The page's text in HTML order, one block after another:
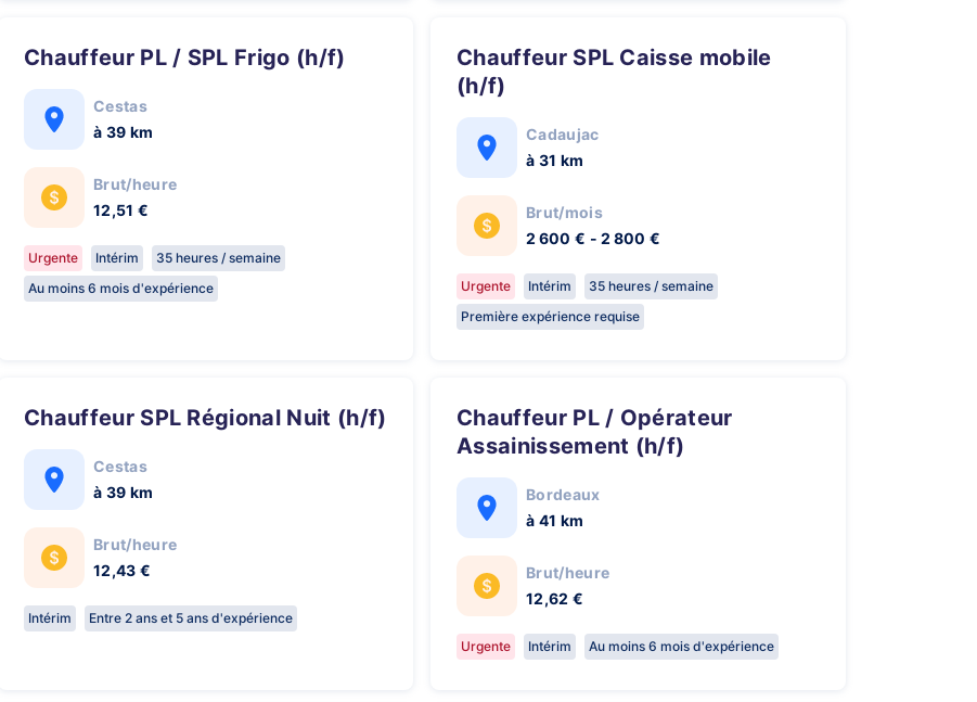
Chauffeur PL / SPL Frigo (h/f)
Cestas
à 39 km
Brut/heure
12,51 €
Urgente Intérim
35 heures / semaine
Au moins 6 mois d'expérience
Chauffeur SPL Caisse mobile
(h/f)
Cadaujac
à 31 km
Brut/mois
2 600 € - 2 800 €
Urgente Intérim
35 heures / semaine
Première expérience requise
Chauffeur SPL Régional Nuit (h/f)
Cestas
à 39 km
Brut/heure
12,43 €
Intérim Entre 2 ans et 5 ans d'expérience
Chauffeur PL / Opérateur
Assainissement (h/f)
Bordeaux
à 41 km
Brut/heure
12,62 €
Urgente Intérim Au moins 6 mois d'expérience